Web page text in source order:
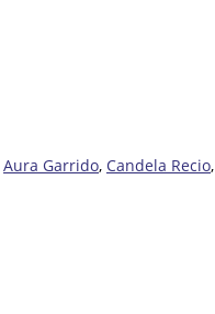
Aura Garrido, Candela Recio,